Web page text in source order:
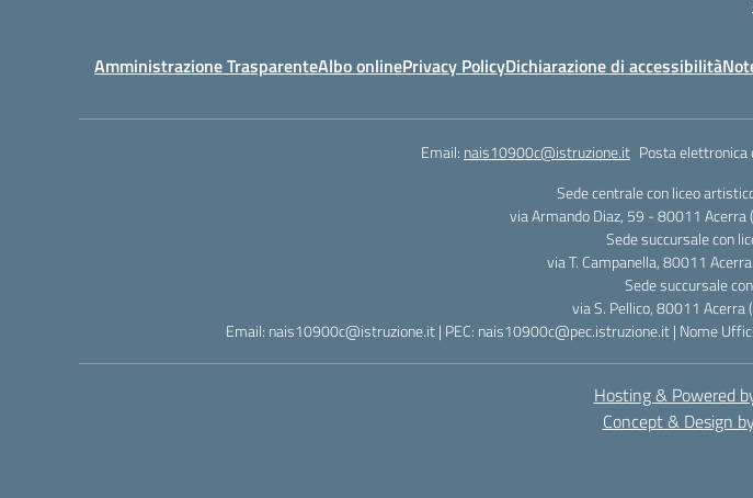
Amministrazione TrasparenteAlbo onlinePrivacy PolicyDichiarazione di accessibilità
Email: nais10900c@istruzione.it Posta elettronica
Sede centrale con liceo
via Armando Diaz, 59 - 80011 Acerra
Sede succursale con
via T. Campanella, 80011
Sede succursale
via S. Pellico, 80011
Email: nais10900c@istruzione.it | PEC: nais10900c@pec.istruzione.it | Nome
Hosting & Powered
Concept & Design